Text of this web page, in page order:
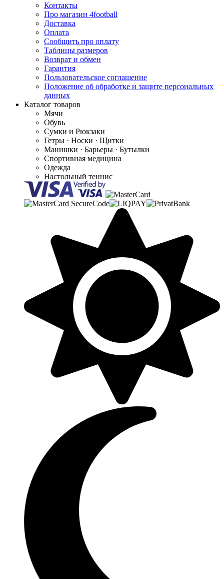
Контакты
Про магазин 4football
Доставка
Оплата
Сообщить про оплату
Таблицы размеров
Возврат и обмен
Гарантия
Пользовательское соглашение
Положение об обработке и защите персональных
данных
Каталог товаров
Мячи
Обувь
Сумки и Рюкзаки
Гетры · Носки · Щитки
Манишки · Барьеры · Бутылки
Спортивная медицина
Одежда
Настольный теннис